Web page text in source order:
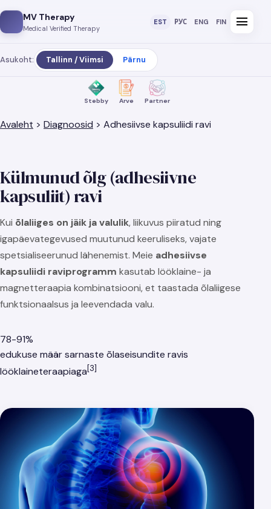
MV Therapy
Medical Verified Therapy
EST РУС ENG FIN menu
Asukoht: Tallinn / Viimsi Pärnu
Stebby Arve Partner
Avaleht > Diagnoosid > Adhesiivse kapsuliidi ravi
Külmunud õlg (adhesiivne
kapsuliit) ravi
Kui õlaliiges on jäik ja valulik, liikuvus piiratud ning
igapäevategevused muutunud keeruliseks, vajate
spetsialiseerunud lähenemist. Meie adhesiivse
kapsuliidi raviprogramm kasutab lööklaine- ja
magnetteraapia kombinatsiooni, et taastada õlaliigese
funktsionaalsus ja leevendada valu.
78-91%
edukuse määr sarnaste õlaseisundite ravis
lööklaineteraapiaga[3]